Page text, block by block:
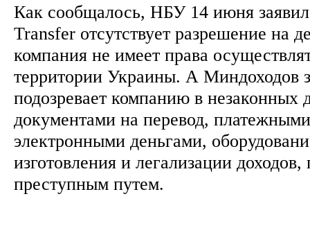
Как сообщалось, НБУ 14 июня
Transfer отсутствует разрешение на
компания не имеет права
территории Украины. А Миндоходов
подозревает компанию в незаконных
документами на перевод,
электронными деньгами,
изготовления и легализации
преступным путем.